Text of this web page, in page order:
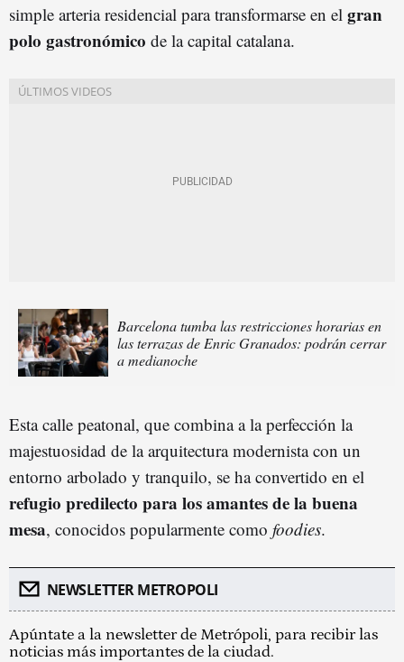
simple arteria residencial para transformarse en el gran
polo gastronómico de la capital catalana.
Barcelona tumba las restricciones horarias en
las terrazas de Enric Granados: podrán cerrar
a medianoche
Esta calle peatonal, que combina a la perfección la
majestuosidad de la arquitectura modernista con un
entorno arbolado y tranquilo, se ha convertido en el
refugio predilecto para los amantes de la buena
mesa, conocidos popularmente como foodies.
NEWSLETTER METROPOLI
Apúntate a la newsletter de Metrópoli, para recibir las
noticias más importantes de la ciudad.